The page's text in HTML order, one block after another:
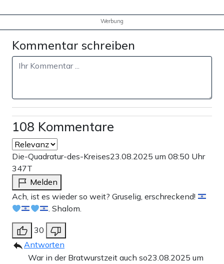
Werbung
Kommentar schreiben
108 Kommentare
Die-Quadratur-des-Kreises23.08.2025 um 08:50 Uhr
347T
Melden
Ach, ist es wieder so weit? Gruselig, erschreckend!
. Shalom.
30
Antworten
War in der Bratwurstzeit auch so23.08.2025 um